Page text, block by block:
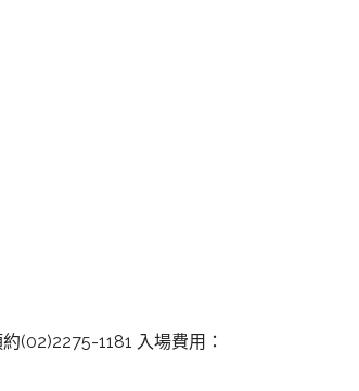
(02)2275-1181 入場費用：